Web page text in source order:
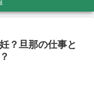
？旦那の仕事と